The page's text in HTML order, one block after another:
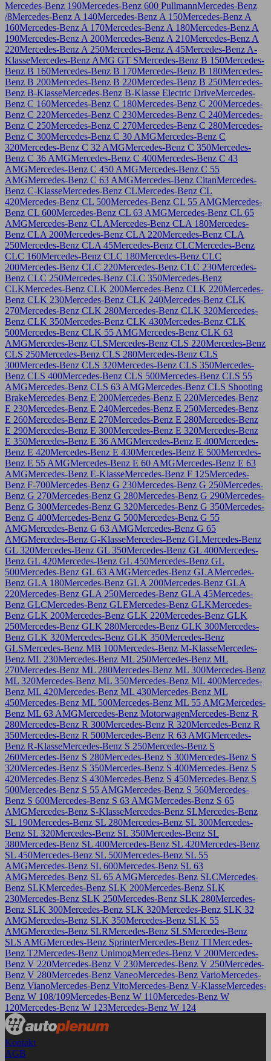
Mercedes-Benz 190Mercedes-Benz 600 PullmannMercedes-Benz
/8Mercedes-Benz A 140Mercedes-Benz A 150Mercedes-Benz A
160Mercedes-Benz A 170Mercedes-Benz A 180Mercedes-Benz A
190Mercedes-Benz A 200Mercedes-Benz A 210Mercedes-Benz A
220Mercedes-Benz A 250Mercedes-Benz A 45Mercedes-Benz A-
KlasseMercedes-Benz AMG GT SMercedes-Benz B 150Mercedes-
Benz B 160Mercedes-Benz B 170Mercedes-Benz B 180Mercedes-
Benz B 200Mercedes-Benz B 220Mercedes-Benz B 250Mercedes-
Benz B-KlasseMercedes-Benz B-Klasse Electric DriveMercedes-
Benz C 160Mercedes-Benz C 180Mercedes-Benz C 200Mercedes-
Benz C 220Mercedes-Benz C 230Mercedes-Benz C 240Mercedes-
Benz C 250Mercedes-Benz C 270Mercedes-Benz C 280Mercedes-
Benz C 300Mercedes-Benz C 30 AMGMercedes-Benz C
320Mercedes-Benz C 32 AMGMercedes-Benz C 350Mercedes-
Benz C 36 AMGMercedes-Benz C 400Mercedes-Benz C 43
AMGMercedes-Benz C 450 AMGMercedes-Benz C 55
AMGMercedes-Benz C 63 AMGMercedes-Benz CitanMercedes-
Benz C-KlasseMercedes-Benz CLMercedes-Benz CL
420Mercedes-Benz CL 500Mercedes-Benz CL 55 AMGMercedes-
Benz CL 600Mercedes-Benz CL 63 AMGMercedes-Benz CL 65
AMGMercedes-Benz CLAMercedes-Benz CLA 180Mercedes-
Benz CLA 200Mercedes-Benz CLA 220Mercedes-Benz CLA
250Mercedes-Benz CLA 45Mercedes-Benz CLCMercedes-Benz
CLC 160Mercedes-Benz CLC 180Mercedes-Benz CLC
200Mercedes-Benz CLC 220Mercedes-Benz CLC 230Mercedes-
Benz CLC 250Mercedes-Benz CLC 350Mercedes-Benz
CLKMercedes-Benz CLK 200Mercedes-Benz CLK 220Mercedes-
Benz CLK 230Mercedes-Benz CLK 240Mercedes-Benz CLK
270Mercedes-Benz CLK 280Mercedes-Benz CLK 320Mercedes-
Benz CLK 350Mercedes-Benz CLK 430Mercedes-Benz CLK
500Mercedes-Benz CLK 55 AMGMercedes-Benz CLK 63
AMGMercedes-Benz CLSMercedes-Benz CLS 220Mercedes-Benz
CLS 250Mercedes-Benz CLS 280Mercedes-Benz CLS
300Mercedes-Benz CLS 320Mercedes-Benz CLS 350Mercedes-
Benz CLS 400Mercedes-Benz CLS 500Mercedes-Benz CLS 55
AMGMercedes-Benz CLS 63 AMGMercedes-Benz CLS Shooting
BrakeMercedes-Benz E 200Mercedes-Benz E 220Mercedes-Benz
E 230Mercedes-Benz E 240Mercedes-Benz E 250Mercedes-Benz
E 260Mercedes-Benz E 270Mercedes-Benz E 280Mercedes-Benz
E 290Mercedes-Benz E 300Mercedes-Benz E 320Mercedes-Benz
E 350Mercedes-Benz E 36 AMGMercedes-Benz E 400Mercedes-
Benz E 420Mercedes-Benz E 430Mercedes-Benz E 500Mercedes-
Benz E 55 AMGMercedes-Benz E 60 AMGMercedes-Benz E 63
AMGMercedes-Benz E-KlasseMercedes-Benz F 125Mercedes-
Benz F-700Mercedes-Benz G 230Mercedes-Benz G 250Mercedes-
Benz G 270Mercedes-Benz G 280Mercedes-Benz G 290Mercedes-
Benz G 300Mercedes-Benz G 320Mercedes-Benz G 350Mercedes-
Benz G 400Mercedes-Benz G 500Mercedes-Benz G 55
AMGMercedes-Benz G 63 AMGMercedes-Benz G 65
AMGMercedes-Benz G-KlasseMercedes-Benz GLMercedes-Benz
GL 320Mercedes-Benz GL 350Mercedes-Benz GL 400Mercedes-
Benz GL 420Mercedes-Benz GL 450Mercedes-Benz GL
500Mercedes-Benz GL 63 AMGMercedes-Benz GLAMercedes-
Benz GLA 180Mercedes-Benz GLA 200Mercedes-Benz GLA
220Mercedes-Benz GLA 250Mercedes-Benz GLA 45Mercedes-
Benz GLCMercedes-Benz GLEMercedes-Benz GLKMercedes-
Benz GLK 200Mercedes-Benz GLK 220Mercedes-Benz GLK
250Mercedes-Benz GLK 280Mercedes-Benz GLK 300Mercedes-
Benz GLK 320Mercedes-Benz GLK 350Mercedes-Benz
GLSMercedes-Benz MB 100Mercedes-Benz M-KlasseMercedes-
Benz ML 230Mercedes-Benz ML 250Mercedes-Benz ML
270Mercedes-Benz ML 280Mercedes-Benz ML 300Mercedes-Benz
ML 320Mercedes-Benz ML 350Mercedes-Benz ML 400Mercedes-
Benz ML 420Mercedes-Benz ML 430Mercedes-Benz ML
450Mercedes-Benz ML 500Mercedes-Benz ML 55 AMGMercedes-
Benz ML 63 AMGMercedes-Benz MotorwagenMercedes-Benz R
280Mercedes-Benz R 300Mercedes-Benz R 320Mercedes-Benz R
350Mercedes-Benz R 500Mercedes-Benz R 63 AMGMercedes-
Benz R-KlasseMercedes-Benz S 250Mercedes-Benz S
260Mercedes-Benz S 280Mercedes-Benz S 300Mercedes-Benz S
320Mercedes-Benz S 350Mercedes-Benz S 400Mercedes-Benz S
420Mercedes-Benz S 430Mercedes-Benz S 450Mercedes-Benz S
500Mercedes-Benz S 55 AMGMercedes-Benz S 560Mercedes-
Benz S 600Mercedes-Benz S 63 AMGMercedes-Benz S 65
AMGMercedes-Benz S-KlasseMercedes-Benz SLMercedes-Benz
SL 190Mercedes-Benz SL 280Mercedes-Benz SL 300Mercedes-
Benz SL 320Mercedes-Benz SL 350Mercedes-Benz SL
380Mercedes-Benz SL 400Mercedes-Benz SL 420Mercedes-Benz
SL 450Mercedes-Benz SL 500Mercedes-Benz SL 55
AMGMercedes-Benz SL 600Mercedes-Benz SL 63
AMGMercedes-Benz SL 65 AMGMercedes-Benz SLCMercedes-
Benz SLKMercedes-Benz SLK 200Mercedes-Benz SLK
230Mercedes-Benz SLK 250Mercedes-Benz SLK 280Mercedes-
Benz SLK 300Mercedes-Benz SLK 320Mercedes-Benz SLK 32
AMGMercedes-Benz SLK 350Mercedes-Benz SLK 55
AMGMercedes-Benz SLRMercedes-Benz SLSMercedes-Benz
SLS AMGMercedes-Benz SprinterMercedes-Benz T1Mercedes-
Benz T2Mercedes-Benz UnimogMercedes-Benz V 200Mercedes-
Benz V 220Mercedes-Benz V 230Mercedes-Benz V 250Mercedes-
Benz V 280Mercedes-Benz VaneoMercedes-Benz VarioMercedes-
Benz VianoMercedes-Benz VitoMercedes-Benz V-KlasseMercedes-
Benz W 108/109Mercedes-Benz W 110Mercedes-Benz W
120Mercedes-Benz W 123Mercedes-Benz W 124
Kontakt
AGB